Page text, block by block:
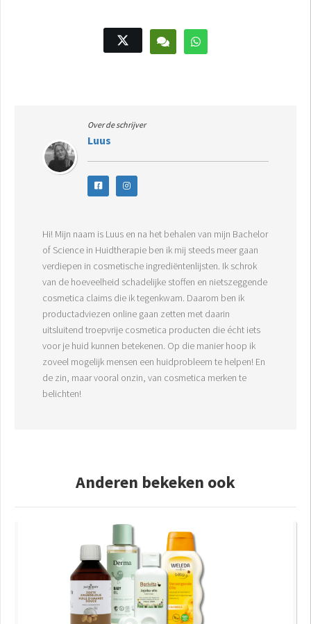
Over de schrijver
Luus
Hi! Mijn naam is Luus en na het behalen van mijn Bachelor
of Science in Huidtherapie ben ik mij steeds meer gaan
verdiepen in cosmetische ingrediëntenlijsten. Ik schrok
van de hoeveelheid schadelijke stoffen en nietszeggende
cosmetica claims die ik tegenkwam. Daarom ben ik
productadviezen online gaan zetten met daarin
uitsluitend troepvrije cosmetica producten die écht iets
voor je huid kunnen betekenen. Op die manier hoop ik
zoveel mogelijk mensen een huidprobleem te helpen! En
de zin, maar vooral onzin, van cosmetica merken te
belichten!
Anderen bekeken ook